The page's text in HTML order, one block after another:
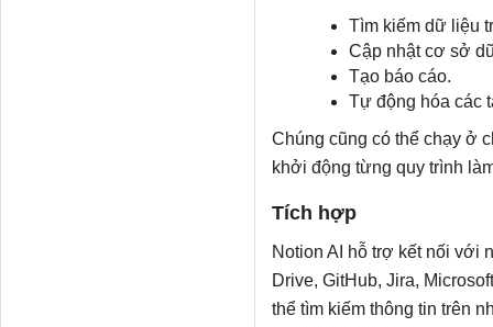
Tìm kiếm dữ liệu
Cập nhật cơ sở
Tạo báo cáo.
Tự động hóa các
Chúng cũng có thể chạy ở
khởi động từng quy trình
Tích hợp
Notion AI hỗ trợ kết nối với
Drive, GitHub, Jira,
thể tìm kiếm thông tin trên